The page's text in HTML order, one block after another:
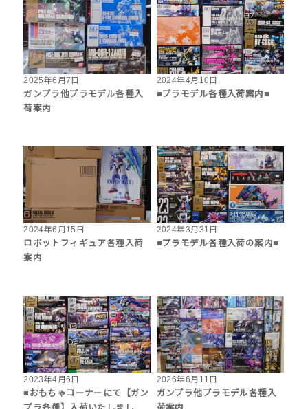
2025年6月7日
ガンプラ他プラモデル各種入
荷案内
2024年4月10日
■プラモデル各種入荷案内■
2024年6月15日
ロボットフィギュア各種入荷
案内
2024年3月31日
■プラモデル各種入荷の案内■
2023年4月6日
■おもちゃコーナーにて【ガン
2026年6月11日
ガンプラ他プラモデル各種入